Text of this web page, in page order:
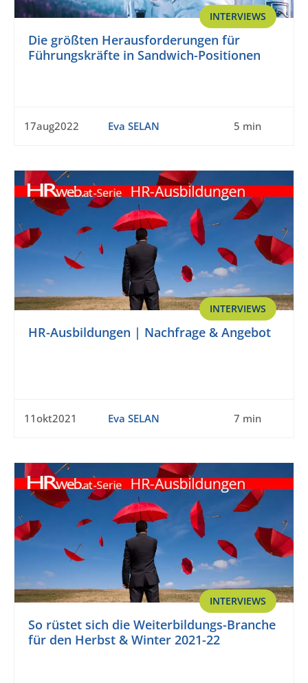
INTERVIEWS
Die größten Herausforderungen für
Führungskräfte in Sandwich-Positionen
17aug2022 Eva SELAN 5 min
INTERVIEWS
HR-Ausbildungen | Nachfrage & Angebot
11okt2021 Eva SELAN 7 min
INTERVIEWS
So rüstet sich die Weiterbildungs-Branche
für den Herbst & Winter 2021-22